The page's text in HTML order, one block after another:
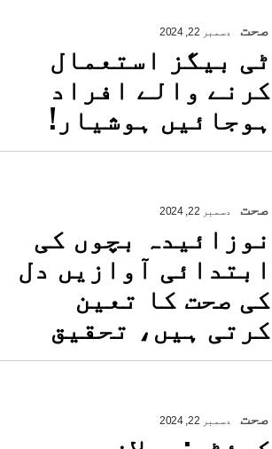
صحت دسمبر 22, 2024
ٹی بیگز استعمال
کرنے والے افراد
ہوجائیں ہوشیار!
صحت دسمبر 22, 2024
نوزائیدہ بچوں کی
ابتدائی آوازیں دل
کی صحت کا تعین
کرتی ہیں، تحقیق
صحت دسمبر 22, 2024